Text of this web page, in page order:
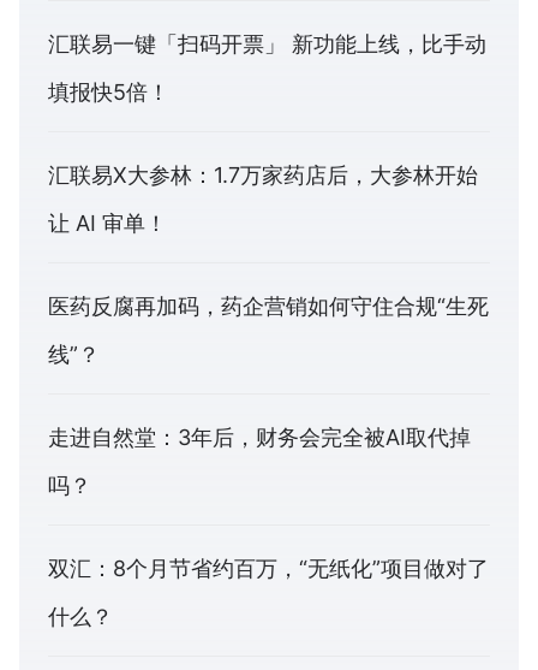
汇联易一键「扫码开票」 新功能上线，比手动
填报快5倍！
汇联易X大参林：1.7万家药店后，大参林开始
让 AI 审单！
医药反腐再加码，药企营销如何守住合规“生死
线”？
走进自然堂：3年后，财务会完全被AI取代掉
吗？
双汇：8个月节省约百万，“无纸化”项目做对了
什么？